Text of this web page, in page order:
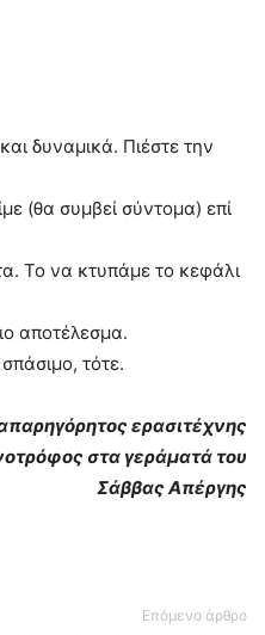
δυναμικά. Πιέστε την
(θα συμβεί σύντομα) επί
Το να κτυπάμε το κεφάλι
αποτέλεσμα.
τότε.
ερασιτέχνης
στα γεράματά του
Σάββας Απέργης
Επόμενο άρθρο